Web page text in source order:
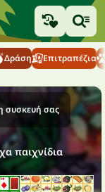
Δράση Επιτραπέζια
συσκευή σας
παιχνίδια